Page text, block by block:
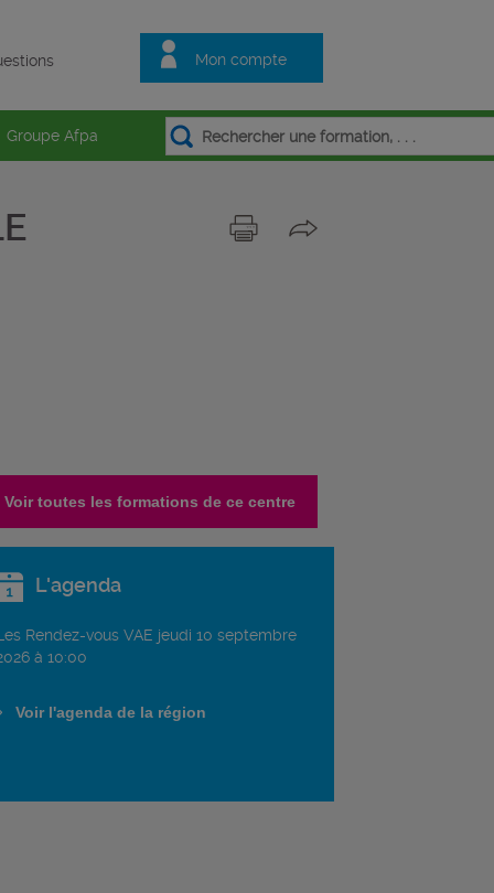
Mon compte
Groupe Afpa
Voir toutes les formations de ce centre
L'agenda
Rendez-vous VAE jeudi 10 septembre
à 10:00
Voir l'agenda de la région